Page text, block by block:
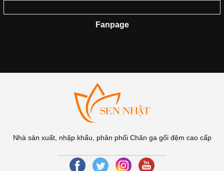
Fanpage
Nhà sản xuất, nhập khẩu, phân phối Chăn ga gối đệm cao cấp